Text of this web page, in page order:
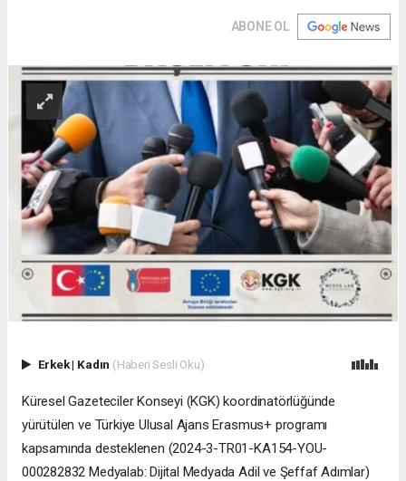
ABONE OL
Erkek| Kadın (Haberi Sesli Oku)
Küresel Gazeteciler Konseyi (KGK) koordinatörlüğünde
yürütülen ve Türkiye Ulusal Ajans Erasmus+ programı
kapsamında desteklenen (2024-3-TR01-KA154-YOU-
000282832 Medyalab: Dijital Medyada Adil ve Şeffaf Adımlar)